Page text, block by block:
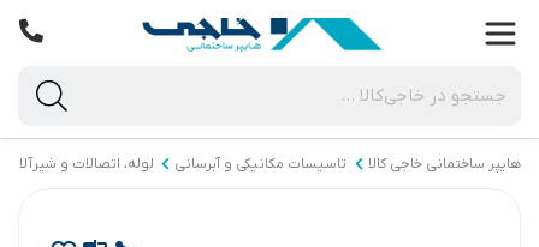
هایپر ساختمانی خاجی‌ کالا تاسیسات مکانیکی و آبرسانی لوله، اتصالات و شیرآلات